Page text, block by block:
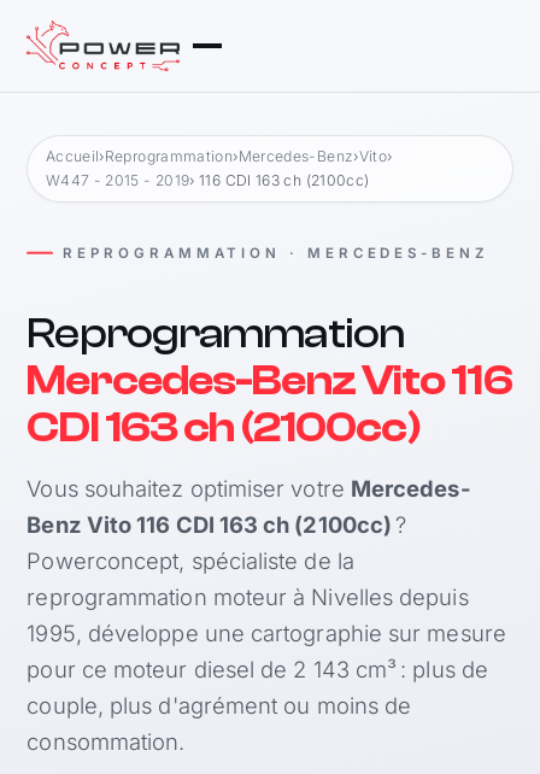
Accueil›Reprogrammation›Mercedes-Benz›Vito›
W447 - 2015 - 2019› 116 CDI 163 ch (2100cc)
REPROGRAMMATION · MERCEDES-BENZ
Reprogrammation
Mercedes-Benz Vito 116
CDI 163 ch (2100cc)
Vous souhaitez optimiser votre Mercedes-
Benz Vito 116 CDI 163 ch (2100cc)?
Powerconcept, spécialiste de la
reprogrammation moteur à Nivelles depuis
1995, développe une cartographie sur mesure
pour ce moteur diesel de 2 143 cm³ : plus de
couple, plus d'agrément ou moins de
consommation.